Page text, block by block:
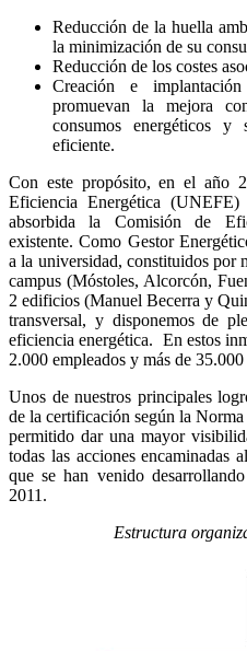
Reducción de la huella
la minimización de su
Reducción de los costes
Creación e
promuevan la mejora
consumos energéticos
eficiente.
Con este propósito, en el año
Eficiencia Energética
absorbida la Comisión de
existente. Como Gestor
a la universidad, constituidos por
campus (Móstoles, Alcorcón,
2 edificios (Manuel Becerra y
transversal, y disponemos de
eficiencia energética. En estos
2.000 empleados y más de
Unos de nuestros principales
de la certificación según la
permitido dar una mayor
todas las acciones encaminadas
que se han venido
2011.
Estructura